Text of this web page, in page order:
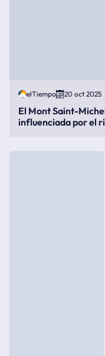
elTiempo 20 oct 2025
El Mont Saint-
influenciada por el